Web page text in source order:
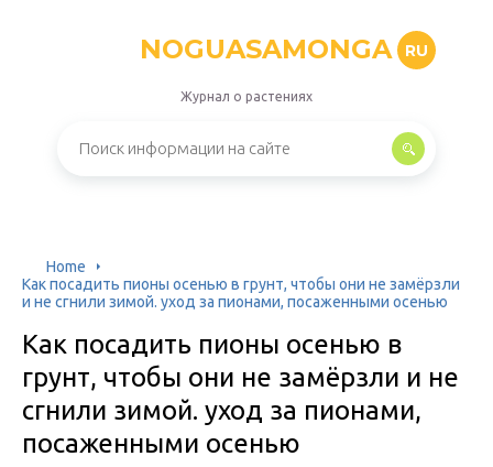
NOGUASAMONGA RU
Журнал о растениях
Home
Как посадить пионы осенью в грунт, чтобы они не замёрзли
и не сгнили зимой. уход за пионами, посаженными осенью
Как посадить пионы осенью в
грунт, чтобы они не замёрзли и не
сгнили зимой. уход за пионами,
посаженными осенью